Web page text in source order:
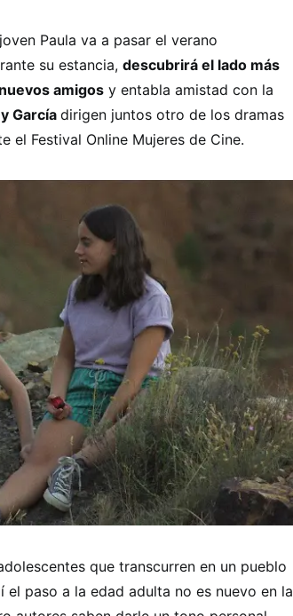
Paula va a pasar el verano
su estancia, descubrirá el lado más
amigos y entabla amistad con la
García dirigen juntos otro de los dramas
el Festival Online Mujeres de Cine.
que transcurren en un pueblo
paso a la edad adulta no es nuevo en la